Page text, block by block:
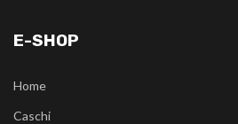
E-SHOP
Home
Caschi